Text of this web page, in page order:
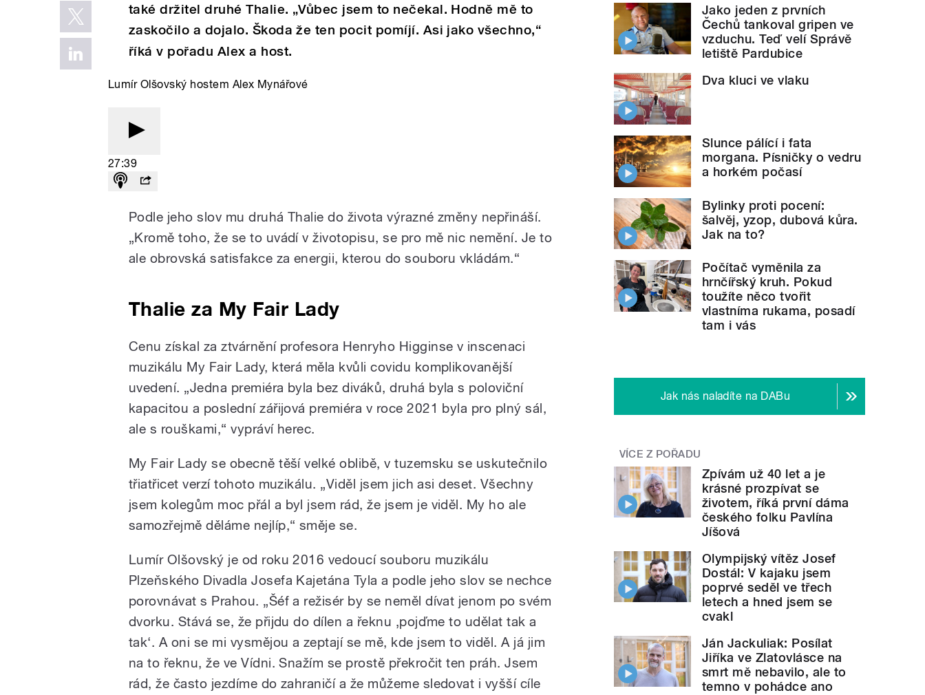
také držitel druhé Thalie. „Vůbec jsem to nečekal. Hodně mě to
zaskočilo a dojalo. Škoda že ten pocit pomíjí. Asi jako všechno,“
říká v pořadu Alex a host.
Lumír Olšovský hostem Alex Mynářové
27:39
Podle jeho slov mu druhá Thalie do života výrazné změny nepřináší.
„Kromě toho, že se to uvádí v životopisu, se pro mě nic nemění. Je to
ale obrovská satisfakce za energii, kterou do souboru vkládám.“
Thalie za My Fair Lady
Cenu získal za ztvárnění profesora Henryho Higginse v inscenaci
muzikálu My Fair Lady, která měla kvůli covidu komplikovanější
uvedení. „Jedna premiéra byla bez diváků, druhá byla s poloviční
kapacitou a poslední zářijová premiéra v roce 2021 byla pro plný sál,
ale s rouškami,“ vypráví herec.
My Fair Lady se obecně těší velké oblibě, v tuzemsku se uskutečnilo
třiatřicet verzí tohoto muzikálu. „Viděl jsem jich asi deset. Všechny
jsem kolegům moc přál a byl jsem rád, že jsem je viděl. My ho ale
samozřejmě děláme nejlíp,“ směje se.
Lumír Olšovský je od roku 2016 vedoucí souboru muzikálu
Plzeňského Divadla Josefa Kajetána Tyla a podle jeho slov se nechce
porovnávat s Prahou. „Šéf a režisér by se neměl dívat jenom po svém
dvorku. Stává se, že přijdu do dílen a řeknu ‚pojďme to udělat tak a
tak‘. A oni se mi vysmějou a zeptají se mě, kde jsem to viděl. A já jim
na to řeknu, že ve Vídni. Snažím se prostě překročit ten práh. Jsem
rád, že často jezdíme do zahraničí a že můžeme sledovat i vyšší cíle
Jako jeden z prvních
Čechů tankoval gripen ve
vzduchu. Teď velí Správě
letiště Pardubice
Dva kluci ve vlaku
Slunce pálící i fata
morgana. Písničky o vedru
a horkém počasí
Bylinky proti pocení:
šalvěj, yzop, dubová kůra.
Jak na to?
Počítač vyměnila za
hrnčířský kruh. Pokud
toužíte něco tvořit
vlastníma rukama, posadí
tam i vás
Jak nás naladíte na DABu
VÍCE Z POŘADU
Zpívám už 40 let a je
krásné prozpívat se
životem, říká první dáma
českého folku Pavlína
Jíšová
Olympijský vítěz Josef
Dostál: V kajaku jsem
poprvé seděl ve třech
letech a hned jsem se
cvakl
Ján Jackuliak: Posílat
Jiříka ve Zlatovlásce na
smrt mě nebavilo, ale to
temno v pohádce ano